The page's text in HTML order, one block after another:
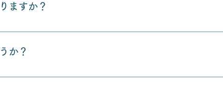
ますか？
ではなく、メンバーさんの質を保守しているため、必ずみな
たら無料の個別相談を申し込みしていただけたらと思います。
か？
スタートの方がほとんどですので、全くご心配必要ありませ